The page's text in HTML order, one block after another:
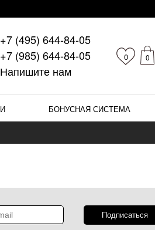
0 0
+7 (495) 644-84-05
+7 (985) 644-84-05
Напишите нам
БОНУСНАЯ СИСТЕМА